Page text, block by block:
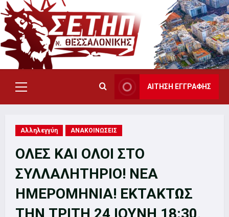
Skip
to
content
Primary
Menu
ΑΙΤΗΣΗ ΕΓΓΡΑΦΗΣ
Αλληλεγγύη ΑΝΑΚΟΙΝΩΣΕΙΣ
ΟΛΕΣ ΚΑΙ ΟΛΟΙ ΣΤΟ
ΣΥΛΛΑΛΗΤΗΡΙΟ! ΝΕΑ
ΗΜΕΡΟΜΗΝΙΑ! ΕΚΤΑΚΤΩΣ